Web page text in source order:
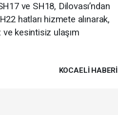
ve SH18, Dilovası’ndan
hatları hizmete alınarak,
kesintisiz ulaşım
KOCAELI HABERİ